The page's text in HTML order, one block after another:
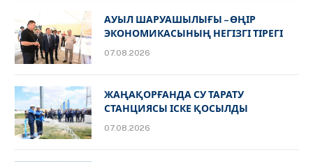
АУЫЛ ШАРУАШЫЛЫҒЫ – ӨҢІР
ЭКОНОМИКАСЫНЫҢ НЕГІЗГІ ТІРЕГІ
07.08.2026
ЖАҢАҚОРҒАНДА СУ ТАРАТУ
СТАНЦИЯСЫ ІСКЕ ҚОСЫЛДЫ
07.08.2026